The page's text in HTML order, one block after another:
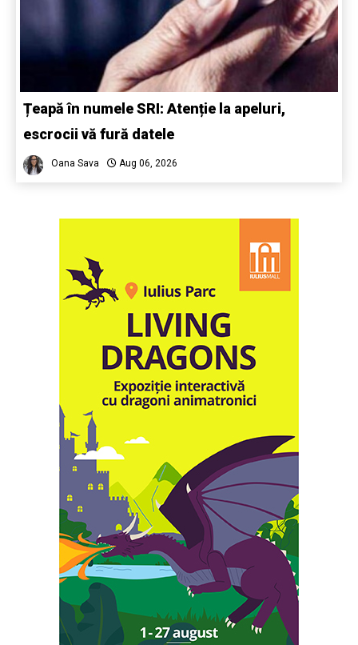
Țeapă în numele SRI: Atenție la apeluri,
escrocii vă fură datele
Oana Sava Aug 06, 2026